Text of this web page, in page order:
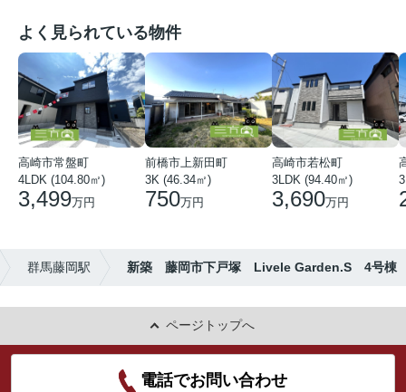
よく見られている物件
高崎市常盤町
4LDK (104.80㎡)
3,499万円
前橋市上新田町
3K (46.34㎡)
750万円
高崎市若松町
3LDK (94.40㎡)
3,690万円
群馬藤岡駅 新築 藤岡市下戸塚 Livele Garden.S 4号棟
ページトップへ
電話でお問い合わせ